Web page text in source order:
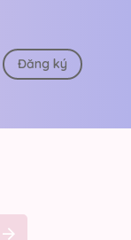
Đăng ký